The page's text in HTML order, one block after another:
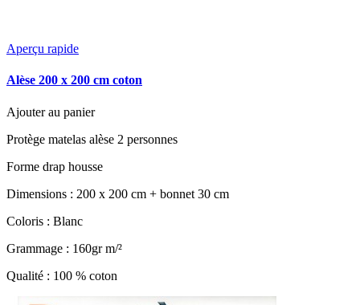
Aperçu rapide
Alèse 200 x 200 cm coton
Ajouter au panier
Protège matelas alèse 2 personnes
Forme drap housse
Dimensions : 200 x 200 cm + bonnet 30 cm
Coloris : Blanc
Grammage : 160gr m/²
Qualité : 100 % coton